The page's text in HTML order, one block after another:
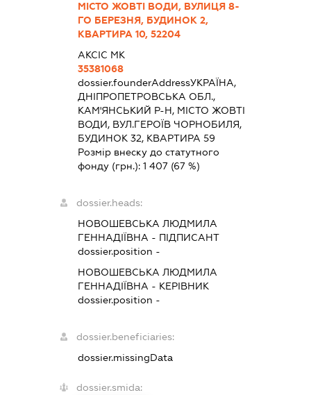
МІСТО ЖОВТІ ВОДИ, ВУЛИЦЯ 8-
ГО БЕРЕЗНЯ, БУДИНОК 2,
КВАРТИРА 10, 52204
АКСІС МК
35381068
dossier.founderAddressУКРАЇНА,
ДНІПРОПЕТРОВСЬКА ОБЛ.,
КАМ'ЯНСЬКИЙ Р-Н, МІСТО ЖОВТІ
ВОДИ, ВУЛ.ГЕРОЇВ ЧОРНОБИЛЯ,
БУДИНОК 32, КВАРТИРА 59
Розмір внеску до статутного
фонду (грн.):1 407 (67 %)
dossier.heads:
НОВОШЕВСЬКА ЛЮДМИЛА
ГЕННАДІЇВНА - ПІДПИСАНТ
dossier.position -
НОВОШЕВСЬКА ЛЮДМИЛА
ГЕННАДІЇВНА - КЕРІВНИК
dossier.position -
dossier.beneficiaries:
dossier.missingData
dossier.smida: